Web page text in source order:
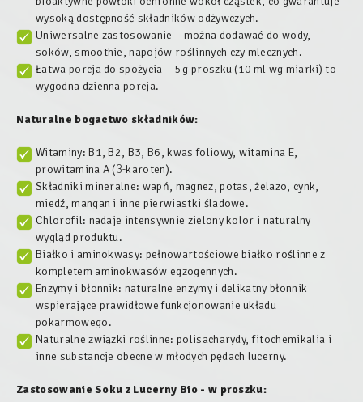
wysoką dostępność składników odżywczych.
Uniwersalne zastosowanie – można dodawać do wody,
soków, smoothie, napojów roślinnych czy mlecznych.
Łatwa porcja do spożycia – 5 g proszku (10 ml wg miarki) to
wygodna dzienna porcja.
Naturalne bogactwo składników:
Witaminy: B1, B2, B3, B6, kwas foliowy, witamina E,
prowitamina A (β‑karoten).
Składniki mineralne: wapń, magnez, potas, żelazo, cynk,
miedź, mangan i inne pierwiastki śladowe.
Chlorofil: nadaje intensywnie zielony kolor i naturalny
wygląd produktu.
Białko i aminokwasy: pełnowartościowe białko roślinne z
kompletem aminokwasów egzogennych.
Enzymy i błonnik: naturalne enzymy i delikatny błonnik
wspierające prawidłowe funkcjonowanie układu
pokarmowego.
Naturalne związki roślinne: polisacharydy, fitochemikalia i
inne substancje obecne w młodych pędach lucerny.
Zastosowanie Soku z Lucerny Bio- w proszku: